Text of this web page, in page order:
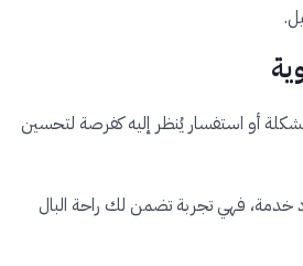
أو استفسار يُنظر إليه كفرصة لتحسين
خدمة، فهي تجربة تضمن لك راحة البال